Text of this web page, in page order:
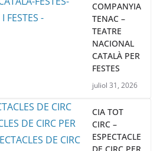
COMPANYIA
TENAC –
TEATRE
NACIONAL
CATALÀ PER
FESTES
juliol 31, 2026
CIA TOT
CIRC –
ESPECTACLE